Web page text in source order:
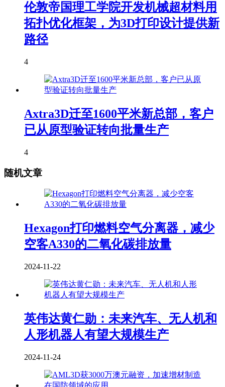
伦敦帝国理工学院开发机械超材料用
拓扑优化框架，为3D打印设计提供新
路径
4
Axtra3D迁至1600平米新总部，客户
已从原型验证转向批量生产
4
随机文章
Hexagon打印燃料空气分离器，减少
空客A330的二氧化碳排放量
2024-11-22
英伟达黄仁勋：未来汽车、无人机和
人形机器人有望大规模生产
2024-11-24